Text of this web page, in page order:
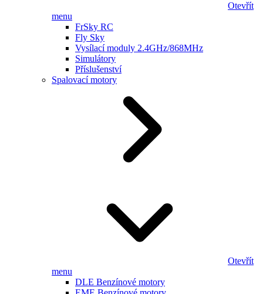
Otevřít
menu
FrSky RC
Fly Sky
Vysílací moduly 2.4GHz/868MHz
Simulátory
Příslušenství
Spalovací motory
Otevřít
menu
DLE Benzínové motory